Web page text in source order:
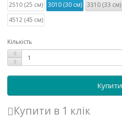
2510 (25 см) 3010 (30 см) 3310 (33 см)
4512 (45 см)
Кількість
Купити
Купити в 1 клік